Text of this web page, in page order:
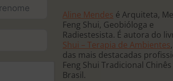
Aline Mendes é Arquiteta,
Feng Shui, Geobióloga e
Radiestesista. É autora do
Shui – Terapia de Ambientes
das mais destacadas
Feng Shui Tradicional
Brasil.